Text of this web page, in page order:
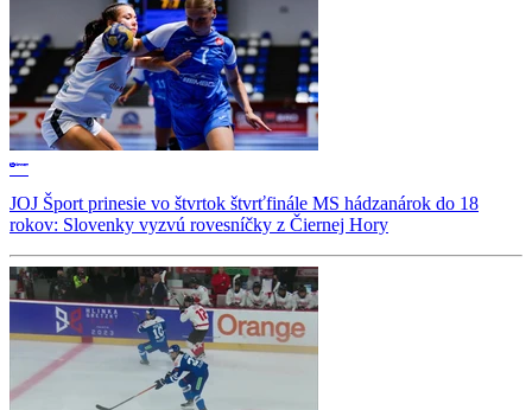
JOJ Šport prinesie vo štvrtok štvrťfinále MS hádzanárok do 18
rokov: Slovenky vyzvú rovesníčky z Čiernej Hory